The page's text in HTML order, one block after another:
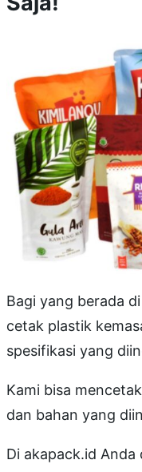
Bagi yang berada
cetak plastik
spesifikasi yang
Kami bisa
dan bahan yang
Di akapack.id